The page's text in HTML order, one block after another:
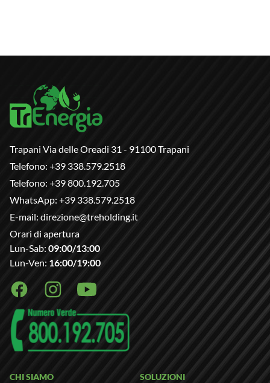
Trapani Via delle Oreadi 31 - 91100 Trapani
Telefono: +39 338.579.2518
Telefono: +39 800.192.705
WhatsApp: +39 338.579.2518
E-mail: direzione@treholding.it
Orari di apertura
Lun-Sab: 09:00/13:00
Lun-Ven: 16:00/19:00
FacebookInstagramYoutube
CHI SIAMO SOLUZIONI